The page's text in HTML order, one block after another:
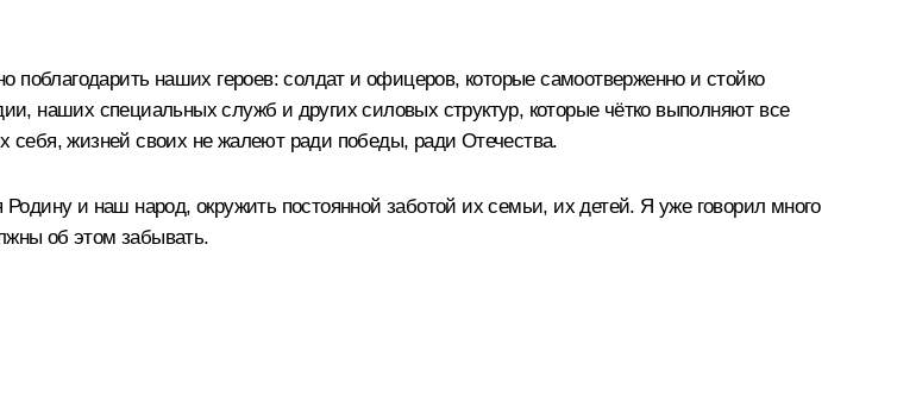
поблагодарить наших героев: солдат и офицеров, которые самоотверженно и стойко
наших специальных служб и других силовых структур, которые чётко выполняют все
жизней своих не жалеют ради победы, ради Отечества.
и наш народ, окружить постоянной заботой их семьи, их детей. Я уже говорил много
об этом забывать.